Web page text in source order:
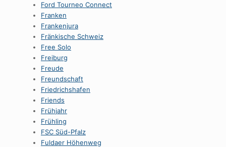
Ford Tourneo Connect
Franken
Frankenjura
Fränkische Schweiz
Free Solo
Freiburg
Freude
Freundschaft
Friedrichshafen
Friends
Frühjahr
Frühling
FSC Süd-Pfalz
Fuldaer Höhenweg